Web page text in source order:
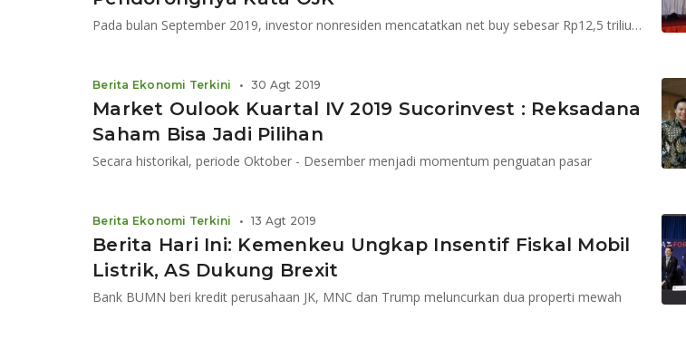
Pada bulan September 2019, investor nonresiden mencatatkan net buy sebesar Rp12,5 triliun di pasar keuangan domestik
Market Oulook Kuartal IV 2019 Sucorinvest : Reksadana
Saham Bisa Jadi Pilihan
Secara historikal, periode Oktober - Desember menjadi momentum penguatan pasar
Berita Ekonomi Terkini • 30 Agt 2019
Berita Hari Ini: Kemenkeu Ungkap Insentif Fiskal Mobil
Listrik, AS Dukung Brexit
Bank BUMN beri kredit perusahaan JK, MNC dan Trump meluncurkan dua properti mewah
Berita Ekonomi Terkini • 13 Agt 2019